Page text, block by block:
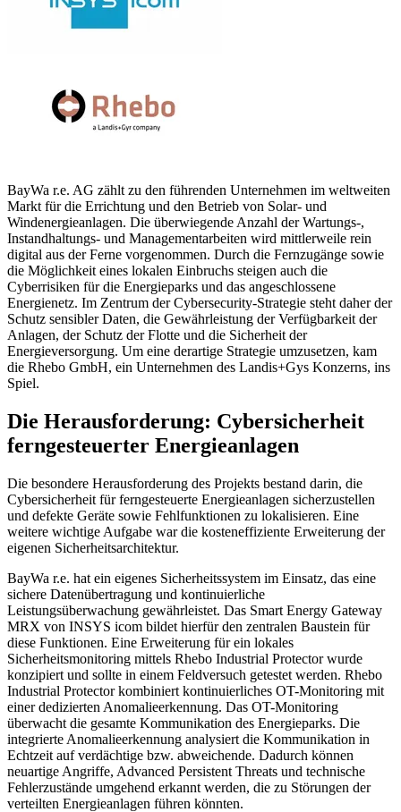
BayWa r.e. AG zählt zu den führenden Unternehmen im weltweiten
Markt für die Errichtung und den Betrieb von Solar- und
Windenergieanlagen. Die überwiegende Anzahl der Wartungs-,
Instandhaltungs- und Managementarbeiten wird mittlerweile rein
digital aus der Ferne vorgenommen. Durch die Fernzugänge sowie
die Möglichkeit eines lokalen Einbruchs steigen auch die
Cyberrisiken für die Energieparks und das angeschlossene
Energienetz. Im Zentrum der Cybersecurity-Strategie steht daher der
Schutz sensibler Daten, die Gewährleistung der Verfügbarkeit der
Anlagen, der Schutz der Flotte und die Sicherheit der
Energieversorgung. Um eine derartige Strategie umzusetzen, kam
die Rhebo GmbH, ein Unternehmen des Landis+Gys Konzerns, ins
Spiel.
Die Herausforderung: Cybersicherheit
ferngesteuerter Energieanlagen
Die besondere Herausforderung des Projekts bestand darin, die
Cybersicherheit für ferngesteuerte Energieanlagen sicherzustellen
und defekte Geräte sowie Fehlfunktionen zu lokalisieren. Eine
weitere wichtige Aufgabe war die kosteneffiziente Erweiterung der
eigenen Sicherheitsarchitektur.
BayWa r.e. hat ein eigenes Sicherheitssystem im Einsatz, das eine
sichere Datenübertragung und kontinuierliche
Leistungsüberwachung gewährleistet. Das Smart Energy Gateway
MRX von INSYS icom bildet hierfür den zentralen Baustein für
diese Funktionen. Eine Erweiterung für ein lokales
Sicherheitsmonitoring mittels Rhebo Industrial Protector wurde
konzipiert und sollte in einem Feldversuch getestet werden. Rhebo
Industrial Protector kombiniert kontinuierliches OT-Monitoring mit
einer dedizierten Anomalieerkennung. Das OT-Monitoring
überwacht die gesamte Kommunikation des Energieparks. Die
integrierte Anomalieerkennung analysiert die Kommunikation in
Echtzeit auf verdächtige bzw. abweichende. Dadurch können
neuartige Angriffe, Advanced Persistent Threats und technische
Fehlerzustände umgehend erkannt werden, die zu Störungen der
verteilten Energieanlagen führen könnten.